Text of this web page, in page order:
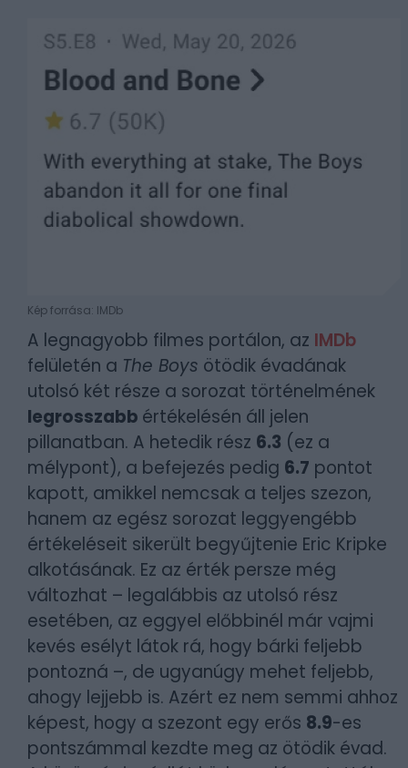
Kép forrása: IMDb
A legnagyobb filmes portálon, az IMDb
felületén a The Boys ötödik évadának
utolsó két része a sorozat történelmének
legrosszabb értékelésén áll jelen
pillanatban. A hetedik rész 6.3 (ez a
mélypont), a befejezés pedig 6.7 pontot
kapott, amikkel nemcsak a teljes szezon,
hanem az egész sorozat leggyengébb
értékeléseit sikerült begyűjtenie Eric Kripke
alkotásának. Ez az érték persze még
változhat – legalábbis az utolsó rész
esetében, az eggyel előbbinél már vajmi
kevés esélyt látok rá, hogy bárki feljebb
pontozná –, de ugyanúgy mehet feljebb,
ahogy lejjebb is. Azért ez nem semmi ahhoz
képest, hogy a szezont egy erős 8.9-es
pontszámmal kezdte meg az ötödik évad.